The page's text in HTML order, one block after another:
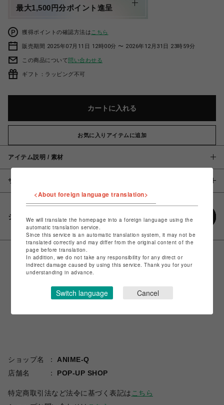
最大1,500円分ポイント進呈
獲得ポイントの確認方法は こちら
販売期間 2025年07月11日 12時00分 〜 2026年12月31日 23時59分
この商品について問い合わせる
ギフト：ラッピング不可
カートに入れる
お気に入りアイテムに追加
アイテム説明 / 素材
サイズ
シェアする
ショップ名
ANIME-Q
店舗名
POP-UP SHOP
特定商取引法など法令に基づく表記は こちら
<About foreign language translation>
We will translate the homepage into a foreign language using the
automatic translation service.
Since this service is an automatic translation system, it may not be
translated correctly and may differ from the original content of the
page before translation.
In addition, we do not take any responsibility for any direct or
indirect damage caused by using this service. Thank you for your
understanding in advance.
Switch language Cancel